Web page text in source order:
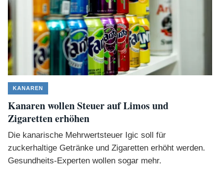
KANAREN
Kanaren wollen Steuer auf Limos und
Zigaretten erhöhen
Die kanarische Mehrwertsteuer Igic soll für
zuckerhaltige Getränke und Zigaretten erhöht werden.
Gesundheits-Experten wollen sogar mehr.